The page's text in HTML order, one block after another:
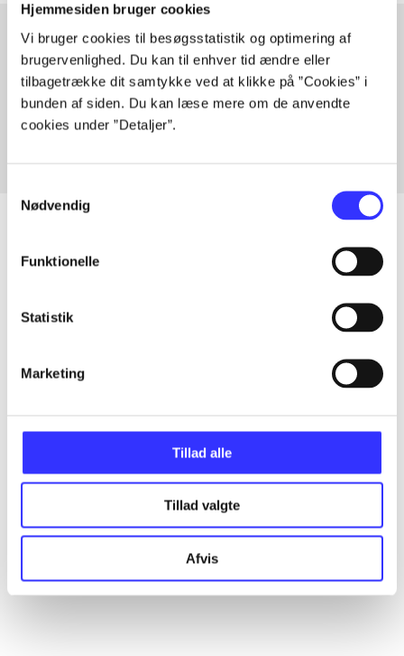
Hjemmesiden bruger cookies
Vi bruger cookies til besøgsstatistik og optimering af
brugervenlighed. Du kan til enhver tid ændre eller
tilbagetrække dit samtykke ved at klikke på ”Cookies” i
bunden af siden. Du kan læse mere om de anvendte
cookies under ”Detaljer”.
Nødvendig
Funktionelle
Statistik
Marketing
Tillad alle
Tillad valgte
Afvis
Artikler med samme emner
Fra
...
...